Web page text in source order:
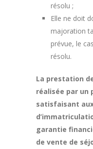
résolu ;
Elle ne doit
majoration
prévue, le
résolu.
La prestation
réalisée par un
satisfaisant
garantie
de vente de